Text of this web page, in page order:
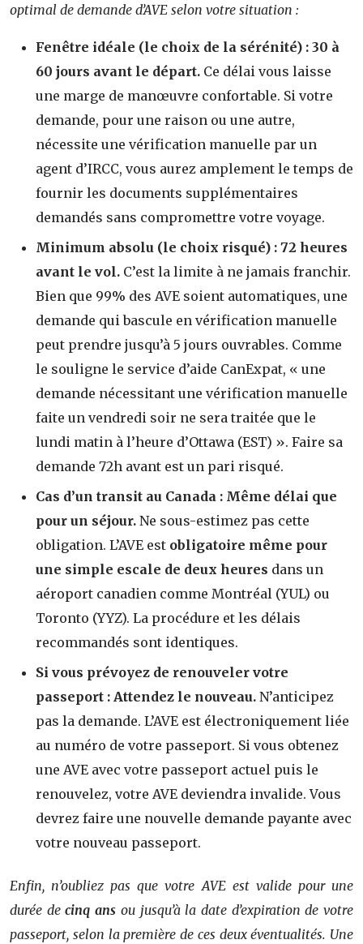
optimal de demande d’AVE selon votre situation :
Fenêtre idéale (le choix de la sérénité) : 30 à
60 jours avant le départ. Ce délai vous laisse
une marge de manœuvre confortable. Si votre
demande, pour une raison ou une autre,
nécessite une vérification manuelle par un
agent d’IRCC, vous aurez amplement le temps de
fournir les documents supplémentaires
demandés sans compromettre votre voyage.
Minimum absolu (le choix risqué) : 72 heures
avant le vol. C’est la limite à ne jamais franchir.
Bien que 99% des AVE soient automatiques, une
demande qui bascule en vérification manuelle
peut prendre jusqu’à 5 jours ouvrables. Comme
le souligne le service d’aide CanExpat, « une
demande nécessitant une vérification manuelle
faite un vendredi soir ne sera traitée que le
lundi matin à l’heure d’Ottawa (EST) ». Faire sa
demande 72h avant est un pari risqué.
Cas d’un transit au Canada : Même délai que
pour un séjour. Ne sous-estimez pas cette
obligation. L’AVE est obligatoire même pour
une simple escale de deux heures dans un
aéroport canadien comme Montréal (YUL) ou
Toronto (YYZ). La procédure et les délais
recommandés sont identiques.
Si vous prévoyez de renouveler votre
passeport : Attendez le nouveau. N’anticipez
pas la demande. L’AVE est électroniquement liée
au numéro de votre passeport. Si vous obtenez
une AVE avec votre passeport actuel puis le
renouvelez, votre AVE deviendra invalide. Vous
devrez faire une nouvelle demande payante avec
votre nouveau passeport.
Enfin, n’oubliez pas que votre AVE est valide pour une
durée decinq ans ou jusqu’à la date d’expiration de votre
passeport, selon la première de ces deux éventualités. Une